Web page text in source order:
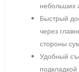
небольших
Быстрый
через
стороны
Удобный